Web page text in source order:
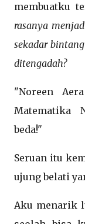
membuatku
rasanya
sekadar
ditengadah?
"Noreen
Matematika
beda!"
Seruan itu
ujung belati
Aku menarik